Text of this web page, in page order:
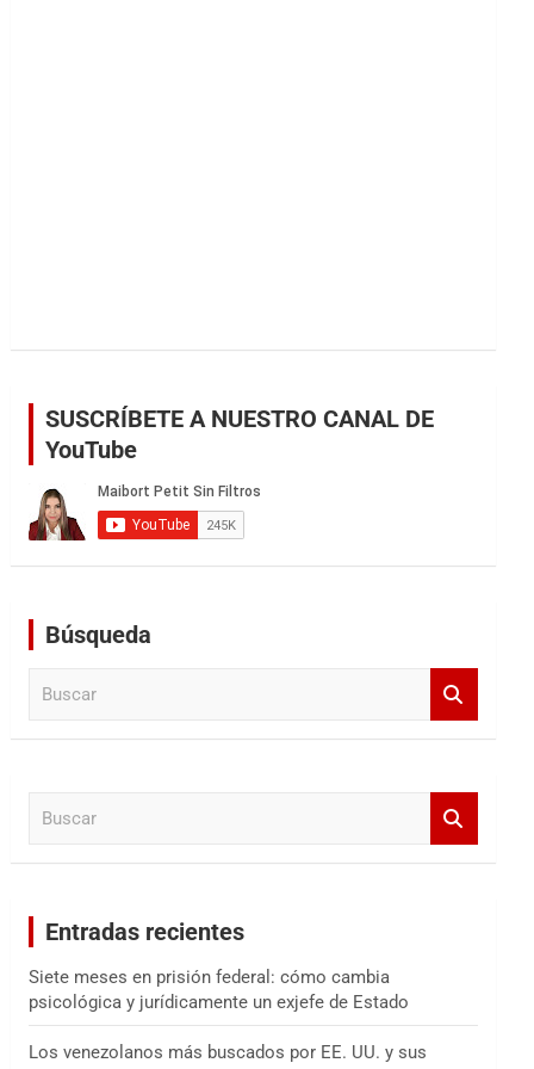
SUSCRÍBETE A NUESTRO CANAL DE
YouTube
Búsqueda
Entradas recientes
Siete meses en prisión federal: cómo cambia
psicológica y jurídicamente un exjefe de Estado
Los venezolanos más buscados por EE. UU. y sus